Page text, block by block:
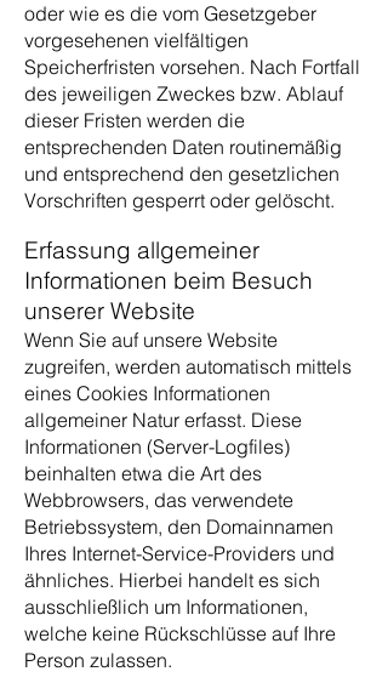
oder wie es die vom Gesetzgeber
vorgesehenen vielfältigen
Speicherfristen vorsehen. Nach Fortfall
des jeweiligen Zweckes bzw. Ablauf
dieser Fristen werden die
entsprechenden Daten routinemäßig
und entsprechend den gesetzlichen
Vorschriften gesperrt oder gelöscht.
Erfassung allgemeiner
Informationen beim Besuch
unserer Website
Wenn Sie auf unsere Website
zugreifen, werden automatisch mittels
eines Cookies Informationen
allgemeiner Natur erfasst. Diese
Informationen (Server-Logfiles)
beinhalten etwa die Art des
Webbrowsers, das verwendete
Betriebssystem, den Domainnamen
Ihres Internet-Service-Providers und
ähnliches. Hierbei handelt es sich
ausschließlich um Informationen,
welche keine Rückschlüsse auf Ihre
Person zulassen.